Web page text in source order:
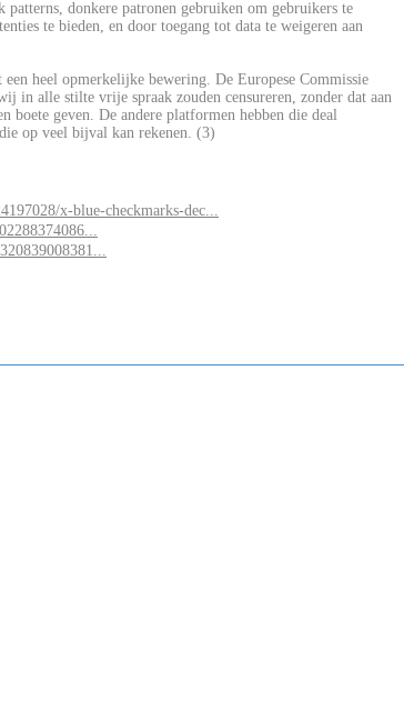
patterns, donkere patronen gebruiken om gebruikers te
te bieden, en door toegang tot data te weigeren aan
heel opmerkelijke bewering. De Europese Commissie
in alle stilte vrije spraak zouden censureren, zonder dat aan
boete geven. De andere platformen hebben die deal
op veel bijval kan rekenen. (3)
x-blue-checkmarks-dec...